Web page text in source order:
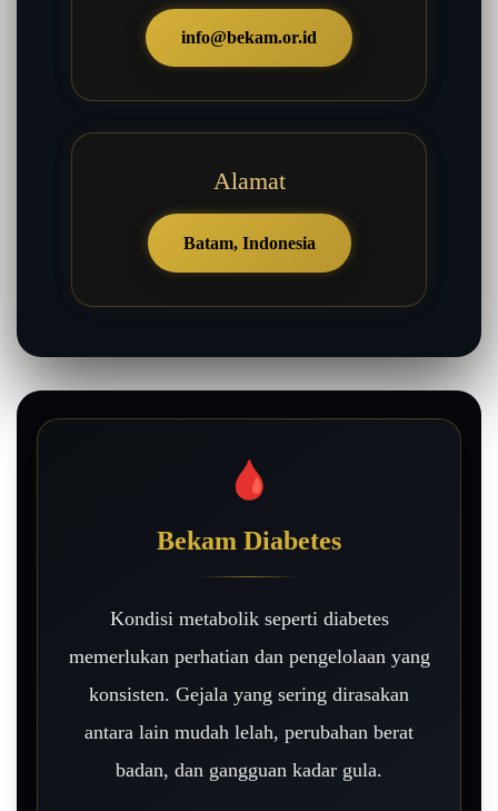
info@bekam.or.id
Alamat
Batam, Indonesia
🩸
Bekam Diabetes
Kondisi metabolik seperti diabetes
memerlukan perhatian dan pengelolaan yang
konsisten. Gejala yang sering dirasakan
antara lain mudah lelah, perubahan berat
badan, dan gangguan kadar gula.